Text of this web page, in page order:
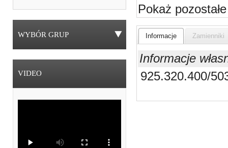
WYBÓR GRUP
VIDEO
Pokaż pozostałe
Informacje Zamienniki
Informacje
925.320.400/